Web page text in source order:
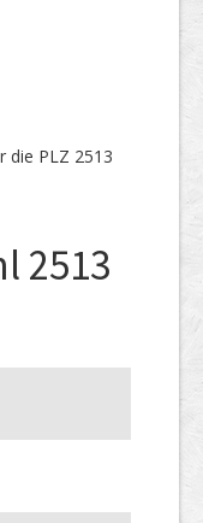
die PLZ 2513
2513